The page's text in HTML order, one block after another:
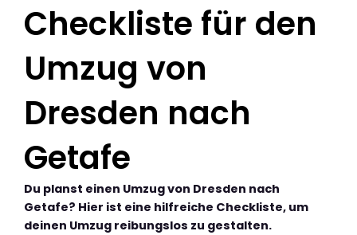
Checkliste für den
Umzug von
Dresden nach
Getafe
Du planst einen Umzug von Dresden nach
Getafe? Hier ist eine hilfreiche Checkliste, um
deinen Umzug reibungslos zu gestalten.